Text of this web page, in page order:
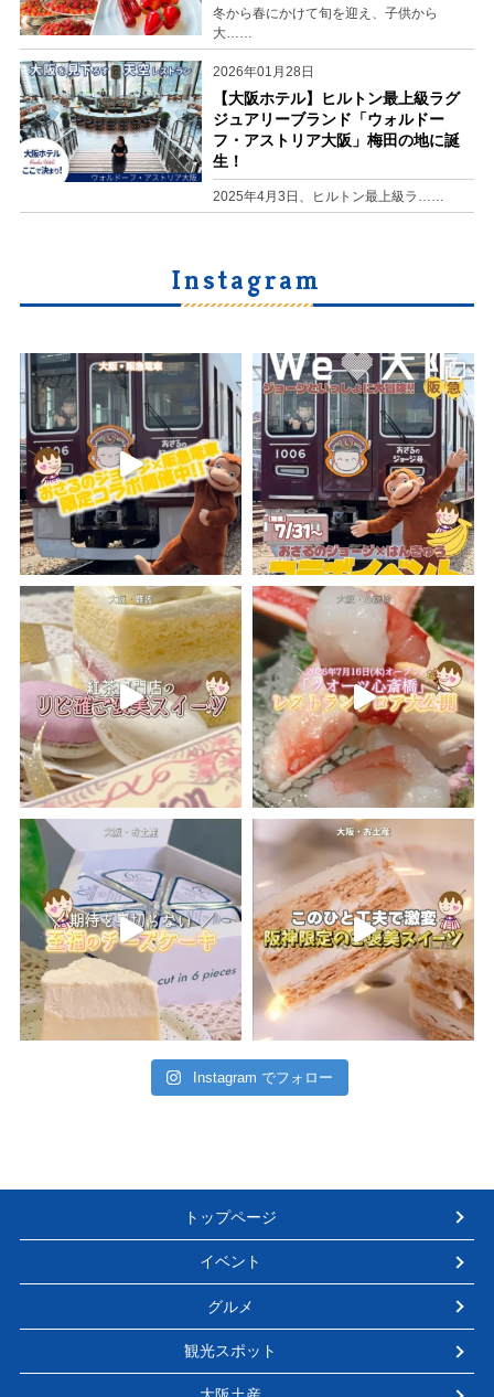
冬から春にかけて旬を迎え、子供から
大……
2026年01月28日
【大阪ホテル】ヒルトン最上級ラグ
ジュアリーブランド「ウォルドー
フ・アストリア大阪」梅田の地に誕
生！
2025年4月3日、ヒルトン最上級ラ……
Instagram
Instagram でフォロー
トップページ
イベント
グルメ
観光スポット